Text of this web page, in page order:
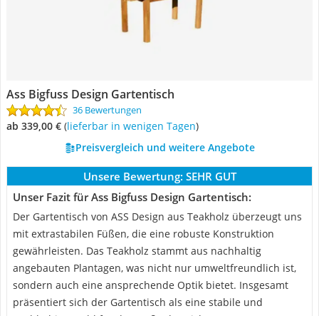
Ass Bigfuss Design Gartentisch
36 Bewertungen
ab 339,00 € ( Lieferbar in wenigen Tagen)
Preisvergleich und weitere Angebote
Unsere Bewertung: SEHR GUT
Unser Fazit für Ass Bigfuss Design Gartentisch:
Der Gartentisch von ASS Design aus Teakholz überzeugt uns
mit extrastabilen Füßen, die eine robuste Konstruktion
gewährleisten. Das Teakholz stammt aus nachhaltig
angebauten Plantagen, was nicht nur umweltfreundlich ist,
sondern auch eine ansprechende Optik bietet. Insgesamt
präsentiert sich der Gartentisch als eine stabile und